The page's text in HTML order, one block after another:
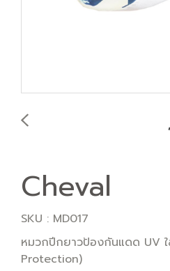
Cheval
SKU : MD017
หมวกปีกยาวป้องกันแดด UV
Protection)